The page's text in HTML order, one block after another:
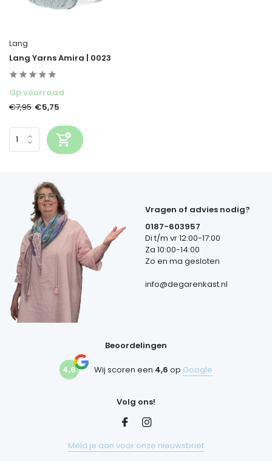
Lang
Lang Yarns Amira | 0023
Op voorraad
€7,95 €5,75
Vragen of advies nodig?
0187-603957
Di t/m vr 12:00-17:00
Za 10:00-14:00
Zo en ma gesloten
info@degarenkast.nl
Beoordelingen
4,6 Wij scoren een 4,6 op Google
Volg ons!
Meld je aan voor onze nieuwsbrief